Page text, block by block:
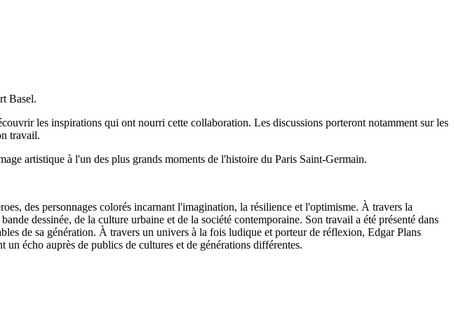
Basel.
les inspirations qui ont nourri cette collaboration. Les discussions porteront notamment sur les
travail.
artistique à l'un des plus grands moments de l'histoire du Paris Saint-Germain.
des personnages colorés incarnant l'imagination, la résilience et l'optimisme. À travers la
dessinée, de la culture urbaine et de la société contemporaine. Son travail a été présenté dans
de sa génération. À travers un univers à la fois ludique et porteur de réflexion, Edgar Plans
écho auprès de publics de cultures et de générations différentes.